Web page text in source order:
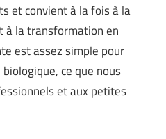
et convient à la fois à la
à la transformation en
est assez simple pour
ce que nous
et aux petites